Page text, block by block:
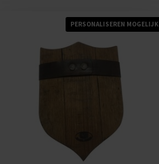
PERSONALISEREN MOGELIJK